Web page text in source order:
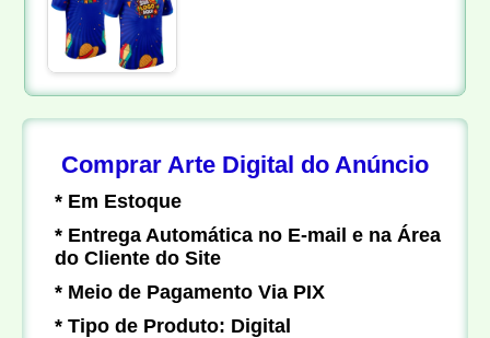
Comprar Arte Digital do Anúncio
* Em Estoque
* Entrega Automática no E-mail e na Área
do Cliente do Site
* Meio de Pagamento Via PIX
* Tipo de Produto: Digital